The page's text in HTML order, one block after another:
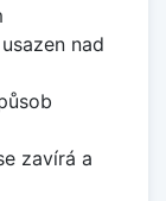
nad
zavírá a